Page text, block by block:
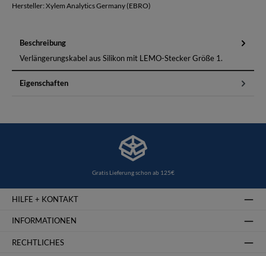
Hersteller: Xylem Analytics Germany (EBRO)
Beschreibung
Verlängerungskabel aus Silikon mit LEMO-Stecker Größe 1.
Eigenschaften
Gratis Lieferung schon ab 125€
HILFE + KONTAKT
INFORMATIONEN
RECHTLICHES